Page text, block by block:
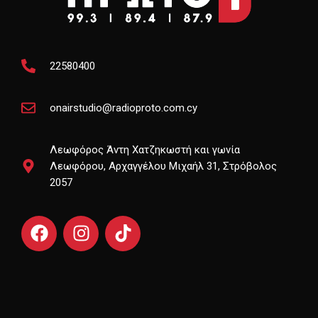
22580400
onairstudio@radioproto.com.cy
Λεωφόρος Άντη Χατζηκωστή και γωνία
Λεωφόρου, Αρχαγγέλου Μιχαήλ 31, Στρόβολος
2057